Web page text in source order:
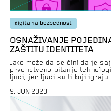
digitalna bezbednost
OSNAŽIVANJE
ZAŠTITU IDENTITETA
Iako može da se čini da je
prvenstveno pitanje
ljudi, jer ljudi su ti koji igraju
sisteme kroz taktičke greške
inženjeringa, što naglašava
osnaže odgovarajućim
9. JUN 2023.